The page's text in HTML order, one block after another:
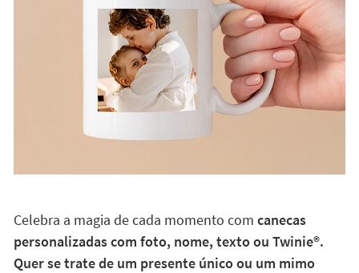
Celebra a magia de cada momento com canecas
personalizadas com foto, nome, texto ou Twinie®️.
Quer se trate de um presente único ou um mimo